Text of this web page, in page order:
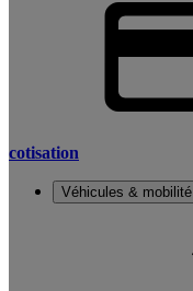
cotisation
Véhicules & mobilité